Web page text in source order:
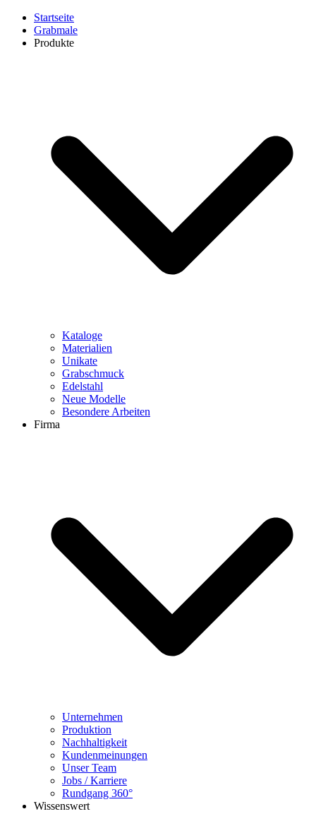
Startseite
Grabmale
Produkte
Kataloge
Materialien
Unikate
Grabschmuck
Edelstahl
Neue Modelle
Besondere Arbeiten
Firma
Unternehmen
Produktion
Nachhaltigkeit
Kundenmeinungen
Unser Team
Jobs / Karriere
Rundgang 360°
Wissenswert